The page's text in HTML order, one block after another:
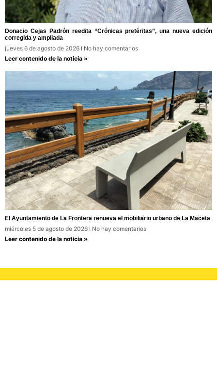
Donacio Cejas Padrón reedita “Crónicas pretéritas”, una nueva edición
corregida y ampliada
jueves 6 de agosto de 2026
No hay comentarios
Leer contenido de la noticia »
El Ayuntamiento de La Frontera renueva el mobiliario urbano de La Maceta
miércoles 5 de agosto de 2026
No hay comentarios
Leer contenido de la noticia »